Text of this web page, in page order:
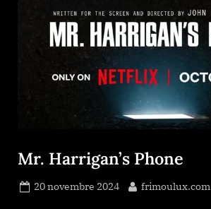
Mr. Harrigan’s Phone
Posted
20 novembre 2024 By
frimoulux.com